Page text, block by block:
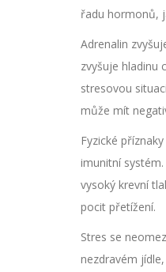
řadu hormonů,
Adrenalin
zvyšuje hladinu
stresovou
může mít
Fyzické
imunitní
vysoký krevní
pocit přetížení.
Stres se
nezdravém